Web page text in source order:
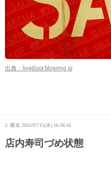
出典：livedoor.blogimg.jp
2. 匿名 2015/07/15(水) 16:36:42
店内寿司づめ状態